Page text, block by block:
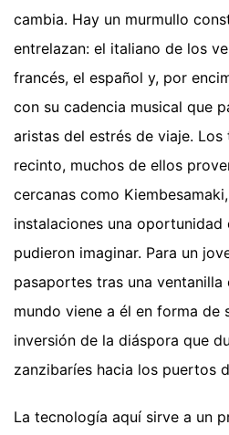
cambia. Hay un murmullo
entrelazan: el italiano de los
francés, el español y, por
con su cadencia musical que
aristas del estrés de viaje. Los
recinto, muchos de ellos
cercanas como
instalaciones una oportunidad
pudieron imaginar. Para un
pasaportes tras una
mundo viene a él en forma de
inversión de la diáspora que
zanzibaríes hacia los puertos
La tecnología aquí sirve a un